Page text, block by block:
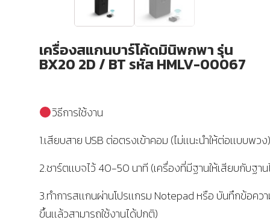
เครื่องสแกนบาร์โค้ดมินิพกพา รุ่น
BX20 2D / BT รหัส HMLV-00067
วิธีการใช้งาน
1.เสียบสาย USB ต่อตรงเข้าคอม (ไม่เเนะนำให้ต่อเเบบพวง)
2.ชาร์ตเเบจไว้ 40-50 นาที (เครื่องที่มีฐานให้เสียบกับฐาน
3.ทำการสเเกนผ่านโปรเเกรม Notepad หรือ บันทึกข้อคว
ขึ้นเเล้วสามารถใช้งานได้ปกติ)